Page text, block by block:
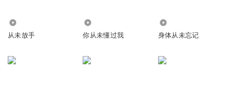
从未放手 你从未懂过我 身体从未忘记